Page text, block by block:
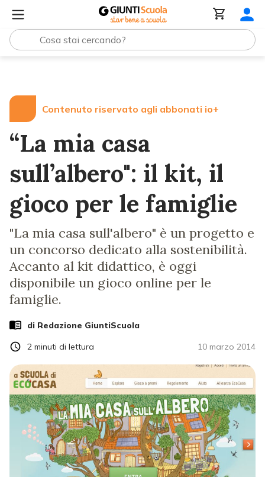
Contenuto riservato agli abbonati io+
“La mia casa
sull’albero": il kit, il
gioco per le famiglie
"La mia casa sull'albero" è un progetto e
un concorso dedicato alla sostenibilità.
Accanto al kit didattico, è oggi
disponibile un gioco online per le
famiglie.
di Redazione GiuntiScuola
10 marzo 2014
2 minuti di lettura